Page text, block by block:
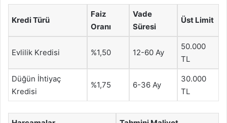
Kredi Türü
Faiz
Oranı
Vade
Süresi
Üst Limit
Evlilik Kredisi %1,50 12-60 Ay
50.000
TL
Düğün İhtiyaç
Kredisi
%1,75 6-36 Ay
30.000
TL